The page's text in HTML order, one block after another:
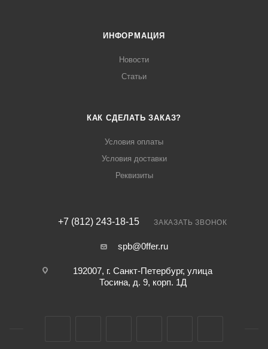
ИНФОРМАЦИЯ
Новости
Статьи
КАК СДЕЛАТЬ ЗАКАЗ?
Условия оплаты
Условия доставки
Реквизиты
+7 (812) 243-18-15 ЗАКАЗАТЬ ЗВОНОК
spb@0ffer.ru
192007, г. Санкт-Петербург, улица
Тосина, д. 9, корп. 1Д